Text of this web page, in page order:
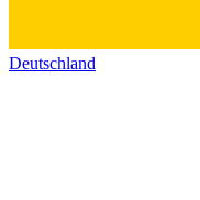
Deutschland